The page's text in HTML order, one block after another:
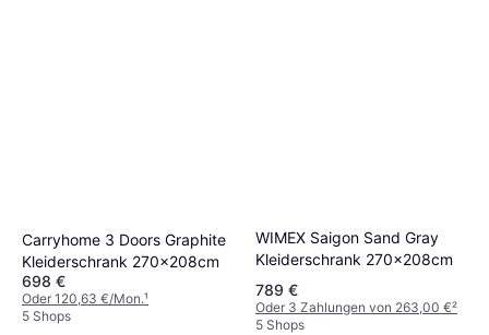
Carryhome 3 Doors Graphite
Kleiderschrank 270x208cm
698 €
Oder 120,63 €/Mon.¹
5 Shops
WIMEX Saigon Sand Gray
Kleiderschrank 270x208cm
789 €
Oder 3 Zahlungen von 263,00 €²
5 Shops